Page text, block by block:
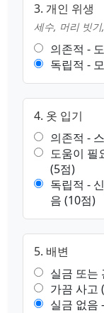
3. 개인 위생
세수, 머리 빗
의존적 -
독립적 -
4. 옷 입기
의존적 -
도움이 필
(5점)
독립적 -
음 (10점)
5. 배변
실금 또는
가끔 사고
실금 없음